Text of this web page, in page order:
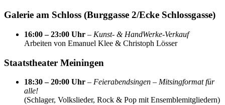
Galerie am Schloss (Burggasse 2/Ecke Schlossgasse)
16:00 – 23:00 Uhr – Kunst- & HandWerke-Verkauf
Arbeiten von Emanuel Klee & Christoph Lösser
Staatstheater Meiningen
18:30 – 20:00 Uhr – Feierabendsingen – Mitsingformat für
alle!
(Schlager, Volkslieder, Rock & Pop mit Ensemblemitgliedern)